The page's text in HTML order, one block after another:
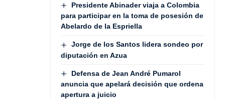
Presidente Abinader viaja a Colombia
para participar en la toma de posesión de
Abelardo de la Espriella
Jorge de los Santos lidera sondeo por
diputación en Azua
Defensa de Jean André Pumarol
anuncia que apelará decisión que ordena
apertura a juicio